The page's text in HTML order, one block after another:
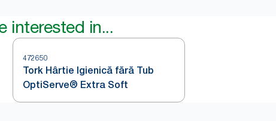
interested in...
472650
Tork Hârtie Igienică fără Tub
OptiServe® Extra Soft